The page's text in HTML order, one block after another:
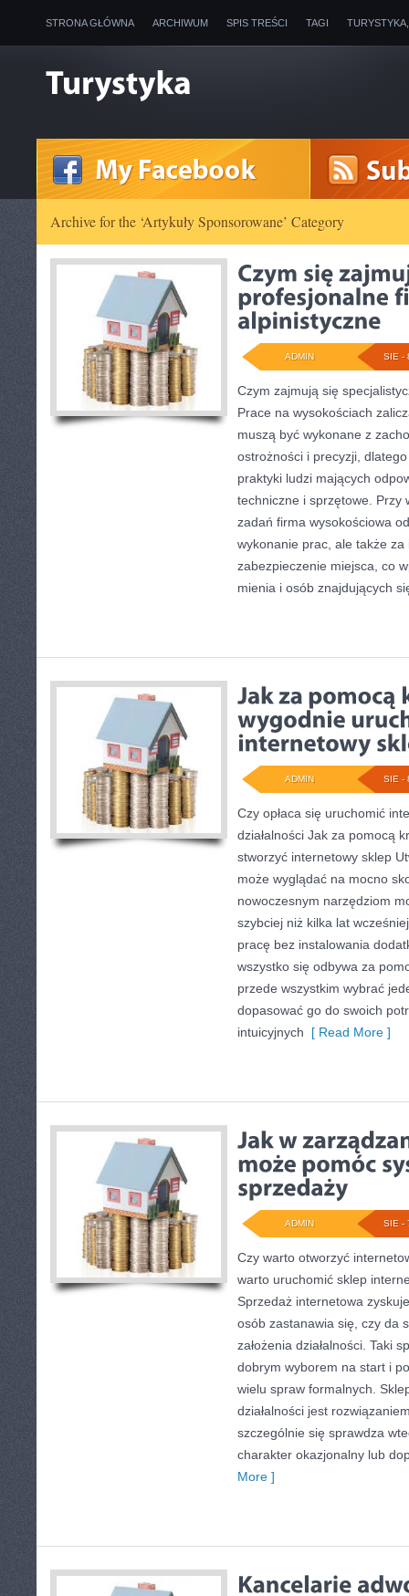
STRONA GŁÓWNA ARCHIWUM SPIS TREŚCI TAGI
Archive for the ‘Artykuły Sponsorowane’ Category
SIE -
ADMIN
Czym zajmują się
Prace na wysokościach
muszą być wykonane z
ostrożności i precyzji,
praktyki ludzi mających
techniczne i sprzętowe. Przy
zadań firma wysokościowa
wykonanie prac, ale także za
zabezpieczenie miejsca, co
mienia i osób znajdujących
SIE -
ADMIN
Czy opłaca się uruchomić
działalności Jak za pomocą
stworzyć internetowy sklep
może wyglądać na mocno
nowoczesnym narzędziom
szybciej niż kilka lat
pracę bez instalowania
wszystko się odbywa za
przede wszystkim wybrać
dopasować go do swoich
intuicyjnych [ Read More ]
SIE -
ADMIN
Czy warto otworzyć
warto uruchomić sklep
Sprzedaż internetowa
osób zastanawia się, czy da
założenia działalności. Taki
dobrym wyborem na start i
wielu spraw formalnych.
działalności jest
szczególnie się sprawdza
charakter okazjonalny lub
More ]